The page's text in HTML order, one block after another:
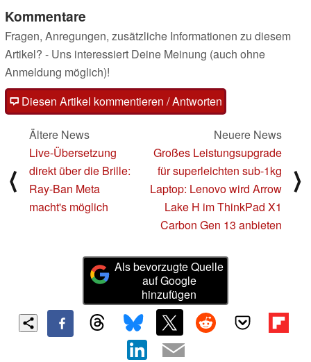
Kommentare
Fragen, Anregungen, zusätzliche Informationen zu diesem
Artikel? - Uns interessiert Deine Meinung (auch ohne
Anmeldung möglich)!
Diesen Artikel kommentieren / Antworten
⟨
Ältere News
Live-Übersetzung
direkt über die Brille:
Ray-Ban Meta
macht's möglich
Neuere News
Großes Leistungsupgrade
für superleichten sub-1kg
Laptop: Lenovo wird Arrow
Lake H im ThinkPad X1
Carbon Gen 13 anbieten
⟩
Als bevorzugte Quelle
auf Google
hinzufügen